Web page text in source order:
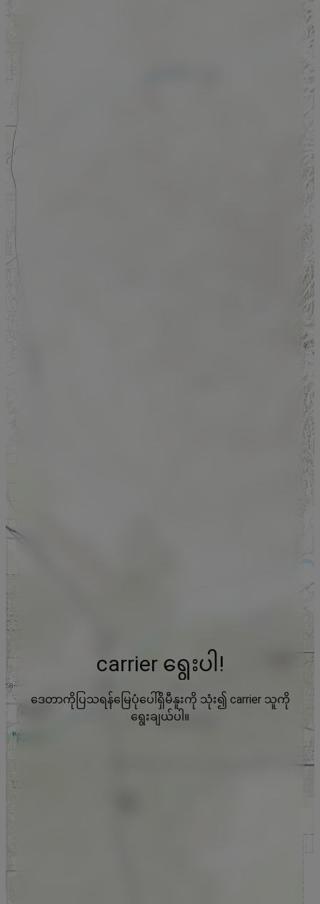
carrier ရွေးပါ!
ဒေတာကိုပြသရန်မြေပုံပေါ်ရှိမီနူးကို သုံး၍ carrier သူကို
ရွေးချယ်ပါ။